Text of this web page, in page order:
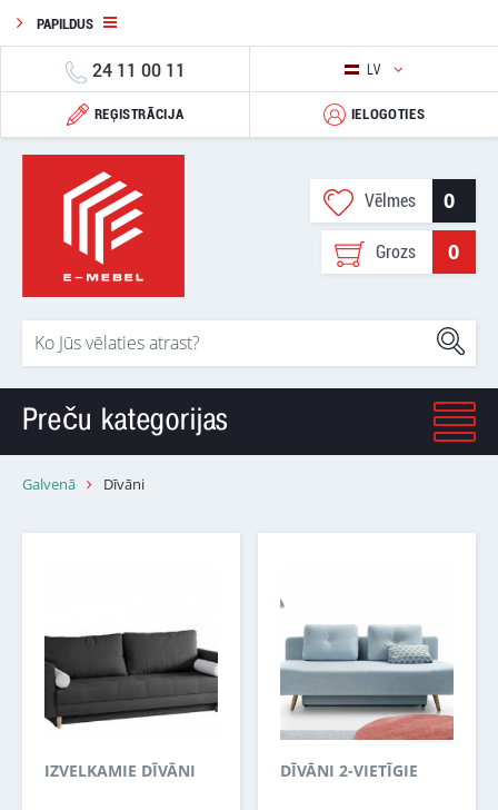
PAPILDUS
24 11 00 11 LV
REĢISTRĀCIJA IELOGOTIES
Vēlmes 0
Grozs 0
Preču kategorijas
Galvenā Dīvāni
IZVELKAMIE DĪVĀNI DĪVĀNI 2-VIETĪGIE